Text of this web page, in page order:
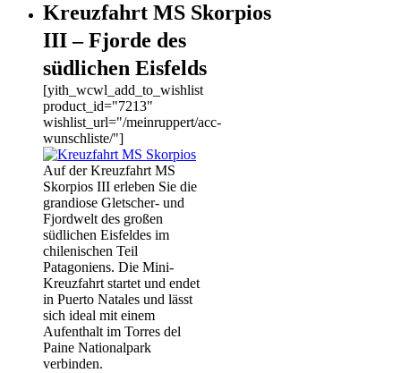
Kreuzfahrt MS Skorpios
III – Fjorde des
südlichen Eisfelds
[yith_wcwl_add_to_wishlist
product_id="7213"
wishlist_url="/meinruppert/acc-
wunschliste/"]
Auf der Kreuzfahrt MS
Skorpios III erleben Sie die
grandiose Gletscher- und
Fjordwelt des großen
südlichen Eisfeldes im
chilenischen Teil
Patagoniens. Die Mini-
Kreuzfahrt startet und endet
in Puerto Natales und lässt
sich ideal mit einem
Aufenthalt im Torres del
Paine Nationalpark
verbinden.